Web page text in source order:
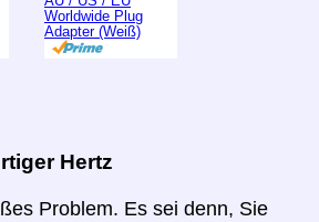
Worldwide Plug
Adapter (Weiß)
Hertz
Problem. Es sei denn, Sie